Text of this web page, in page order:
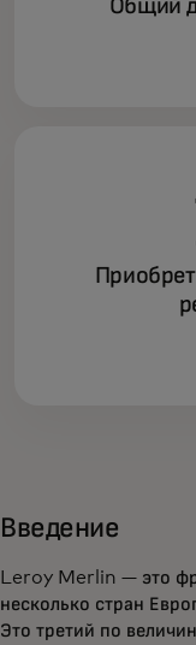
Общий
Введение
Leroy Merlin — это
несколько стран
Это третий по